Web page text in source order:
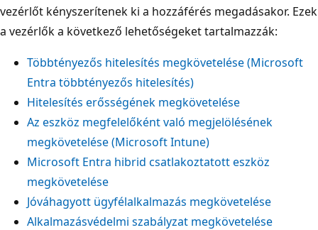
vezérlőt kényszerítenek ki a hozzáférés megadásakor. Ezek
a vezérlők a következő lehetőségeket tartalmazzák:
Többtényezős hitelesítés megkövetelése (Microsoft
Entra többtényezős hitelesítés)
Hitelesítés erősségének megkövetelése
Az eszköz megfelelőként való megjelölésének
megkövetelése (Microsoft Intune)
Microsoft Entra hibrid csatlakoztatott eszköz
megkövetelése
Jóváhagyott ügyfélalkalmazás megkövetelése
Alkalmazásvédelmi szabályzat megkövetelése